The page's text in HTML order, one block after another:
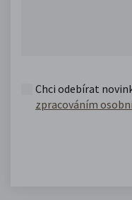
Chci odebírat
zpracováním